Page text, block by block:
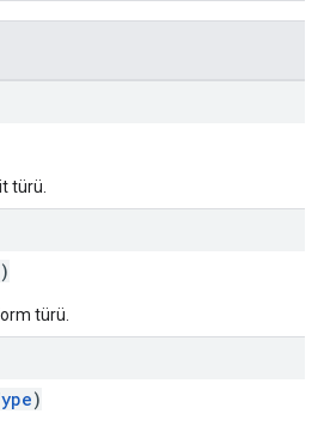
türü.
)
türü.
)